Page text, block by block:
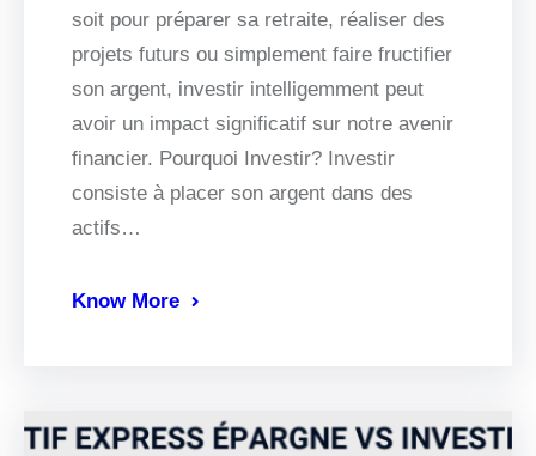
soit pour préparer sa retraite, réaliser des
projets futurs ou simplement faire fructifier
son argent, investir intelligemment peut
avoir un impact significatif sur notre avenir
financier. Pourquoi Investir? Investir
consiste à placer son argent dans des
actifs…
Know More